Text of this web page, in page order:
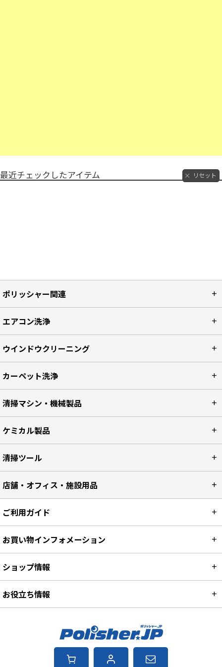
最近チェックしたアイテム リセット
ポリッシャー関連
エアコン洗浄
ウインドウクリーニング
カーペット洗浄
清掃マシン・機械製品
ケミカル製品
清掃ツール
店舗・オフィス・施設用品
ご利用ガイド
お買い物インフォメーション
ショップ情報
お役立ち情報